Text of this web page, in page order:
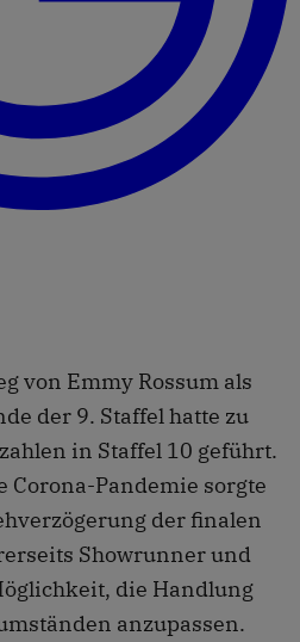
von Emmy Rossum als
der 9. Staffel hatte zu
in Staffel 10 geführt.
Corona-Pandemie sorgte
der finalen
Showrunner und
die Handlung
anzupassen.